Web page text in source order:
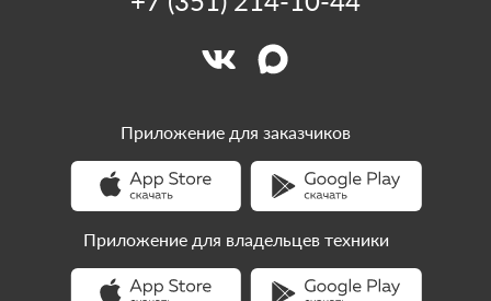
Приложение для заказчиков
Приложение для владельцев техники